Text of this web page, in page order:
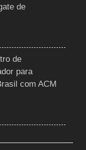
de
de
para
com ACM